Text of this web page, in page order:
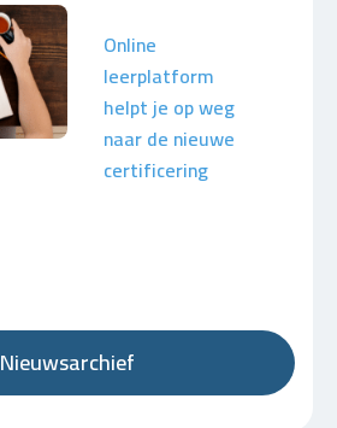
Online
leerplatform
helpt je op weg
naar de nieuwe
certificering
Nieuwsarchief